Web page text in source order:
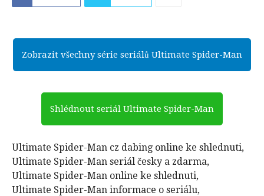
Zobrazit všechny série seriálů Ultimate Spider-Man
Shlédnout seriál Ultimate Spider-Man
Ultimate Spider-Man cz dabing online ke shlednuti,
Ultimate Spider-Man seriál česky a zdarma,
Ultimate Spider-Man online ke shlednuti,
Ultimate Spider-Man informace o seriálu,